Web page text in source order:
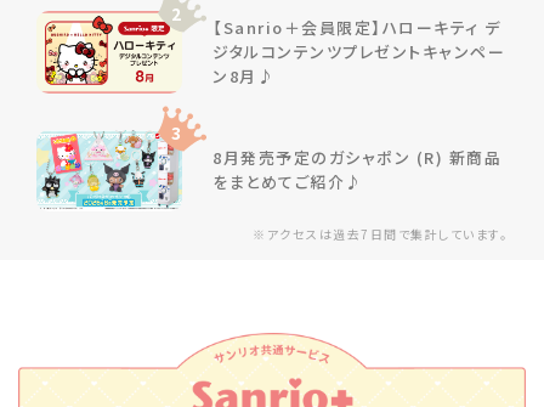
※アクセスは過去7日間で集計しています。
2
【Sanrio＋会員限定】ハローキティ デ
ジタルコンテンツプレゼントキャンペー
ン8月♪
3
8月発売予定のガシャポン (R) 新商品
をまとめてご紹介♪